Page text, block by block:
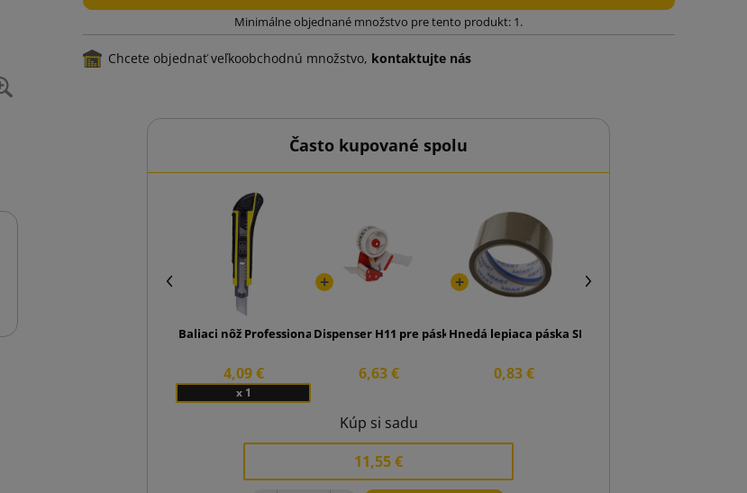
Minimálne objednané množstvo pre tento produkt: 1.
Chcete objednať veľkoobchodnú množstvo, kontaktujte nás
Často kupované spolu
Baliaci nôž Professional 18 mm
4,09 €
x 1
Dispenser H11 pre pásku 50mm
6,63 €
Hnedá lepiaca páska SMART Akryl 48/50
0,83 €
Kúp si sadu
11,55 €